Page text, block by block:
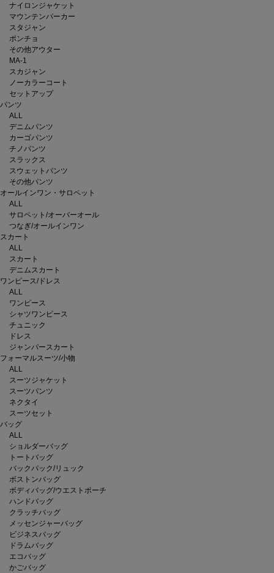
ナイロンジャケット
マウンテンパーカー
スタジャン
ポンチョ
その他アウター
MA-1
スカジャン
ノーカラーコート
セットアップ
パンツ
ALL
デニムパンツ
カーゴパンツ
チノパンツ
スラックス
スウェットパンツ
その他パンツ
オールインワン・サロペット
ALL
サロペット/オーバーオール
つなぎ/オールインワン
スカート
ALL
スカート
デニムスカート
ワンピース/ドレス
ALL
ワンピース
シャツワンピース
チュニック
ドレス
ジャンパースカート
フォーマルスーツ/小物
ALL
スーツジャケット
スーツパンツ
ネクタイ
スーツセット
バッグ
ALL
ショルダーバッグ
トートバッグ
バックパック/リュック
ボストンバッグ
ボディバッグ/ウエストポーチ
ハンドバッグ
クラッチバッグ
メッセンジャーバッグ
ビジネスバッグ
ドラムバッグ
エコバッグ
かごバッグ